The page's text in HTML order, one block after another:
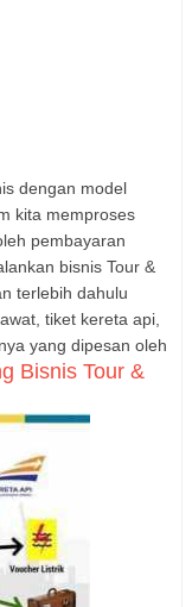
dengan model
kita memproses
pembayaran
bisnis Tour &
terlebih dahulu
tiket kereta api,
yang dipesan oleh
Bisnis Tour &